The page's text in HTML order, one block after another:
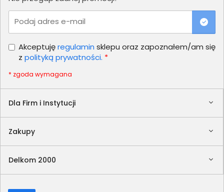
Dla Firm i Instytucji
Zakupy
Delkom 2000
Podaj adres e-mail
Akceptujęregulamin sklepu oraz zapoznałem/am się
z polityką prywatności. *
* zgoda wymagana